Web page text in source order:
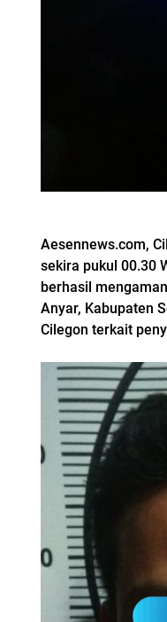
Aesennews.com,
sekira pukul 00.30
berhasil
Anyar, Kabupaten
Cilegon terkait